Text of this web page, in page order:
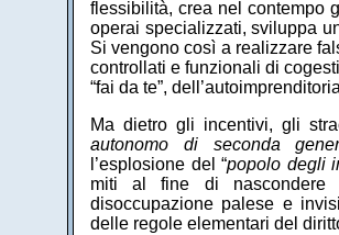
flessibilità, crea nel contempo
operai specializzati, sviluppa
Si vengono così a realizzare
controllati e funzionali di
“fai da te”,
Ma dietro gli incentivi, gli
autonomo di seconda
l’esplosione del “popolo degli
miti al fine di nascondere
disoccupazione palese e
delle regole elementari del